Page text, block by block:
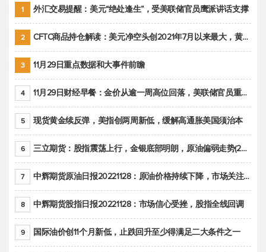
1 外汇交易提醒：美元“绝处逢生”，受美联储官员鹰派讲话支撑
2 CFTC商品持仓解读：美元净空头创2021年7月以来最大，黄金期货投机性净多头头寸减少
3 11月29日重点数据和大事件前瞻
4 11月29日财经早餐：金价从逾一周高位回落，美联储官员重申鹰派立场推动美元回升
5 现货黄金续反弹，美指创两周新低，缓解高通胀美国须治本
6 三立期货：股指震荡上行，金银底部明朗，原油偏弱走势(20221128收评)
7 中辉期货原油日报20221128：原油价格持续下降，市场关注OPEC+新一轮产能政策
8 中辉期货股指日报20221128：市场信心受挫，股指全线回调
9 国际油价创11个月新低，止跌回升至少得满足二大条件之一